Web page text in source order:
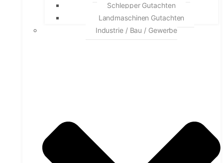
Schlepper Gutachten
Landmaschinen Gutachten
Industrie / Bau / Gewerbe